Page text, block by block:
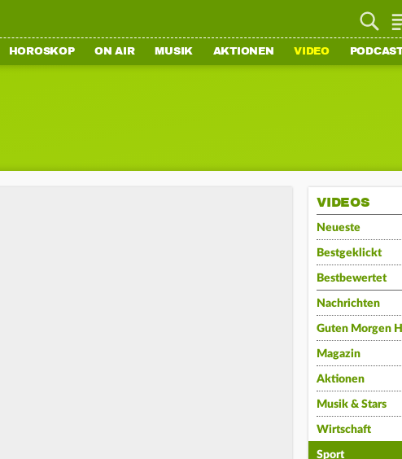
HOROSKOP ON AIR MUSIK AKTIONEN VIDEO
VIDEOS
Neueste
Bestgeklickt
Bestbewertet
Nachrichten
Guten Morgen
Magazin
Aktionen
Musik & Stars
Wirtschaft
Sport